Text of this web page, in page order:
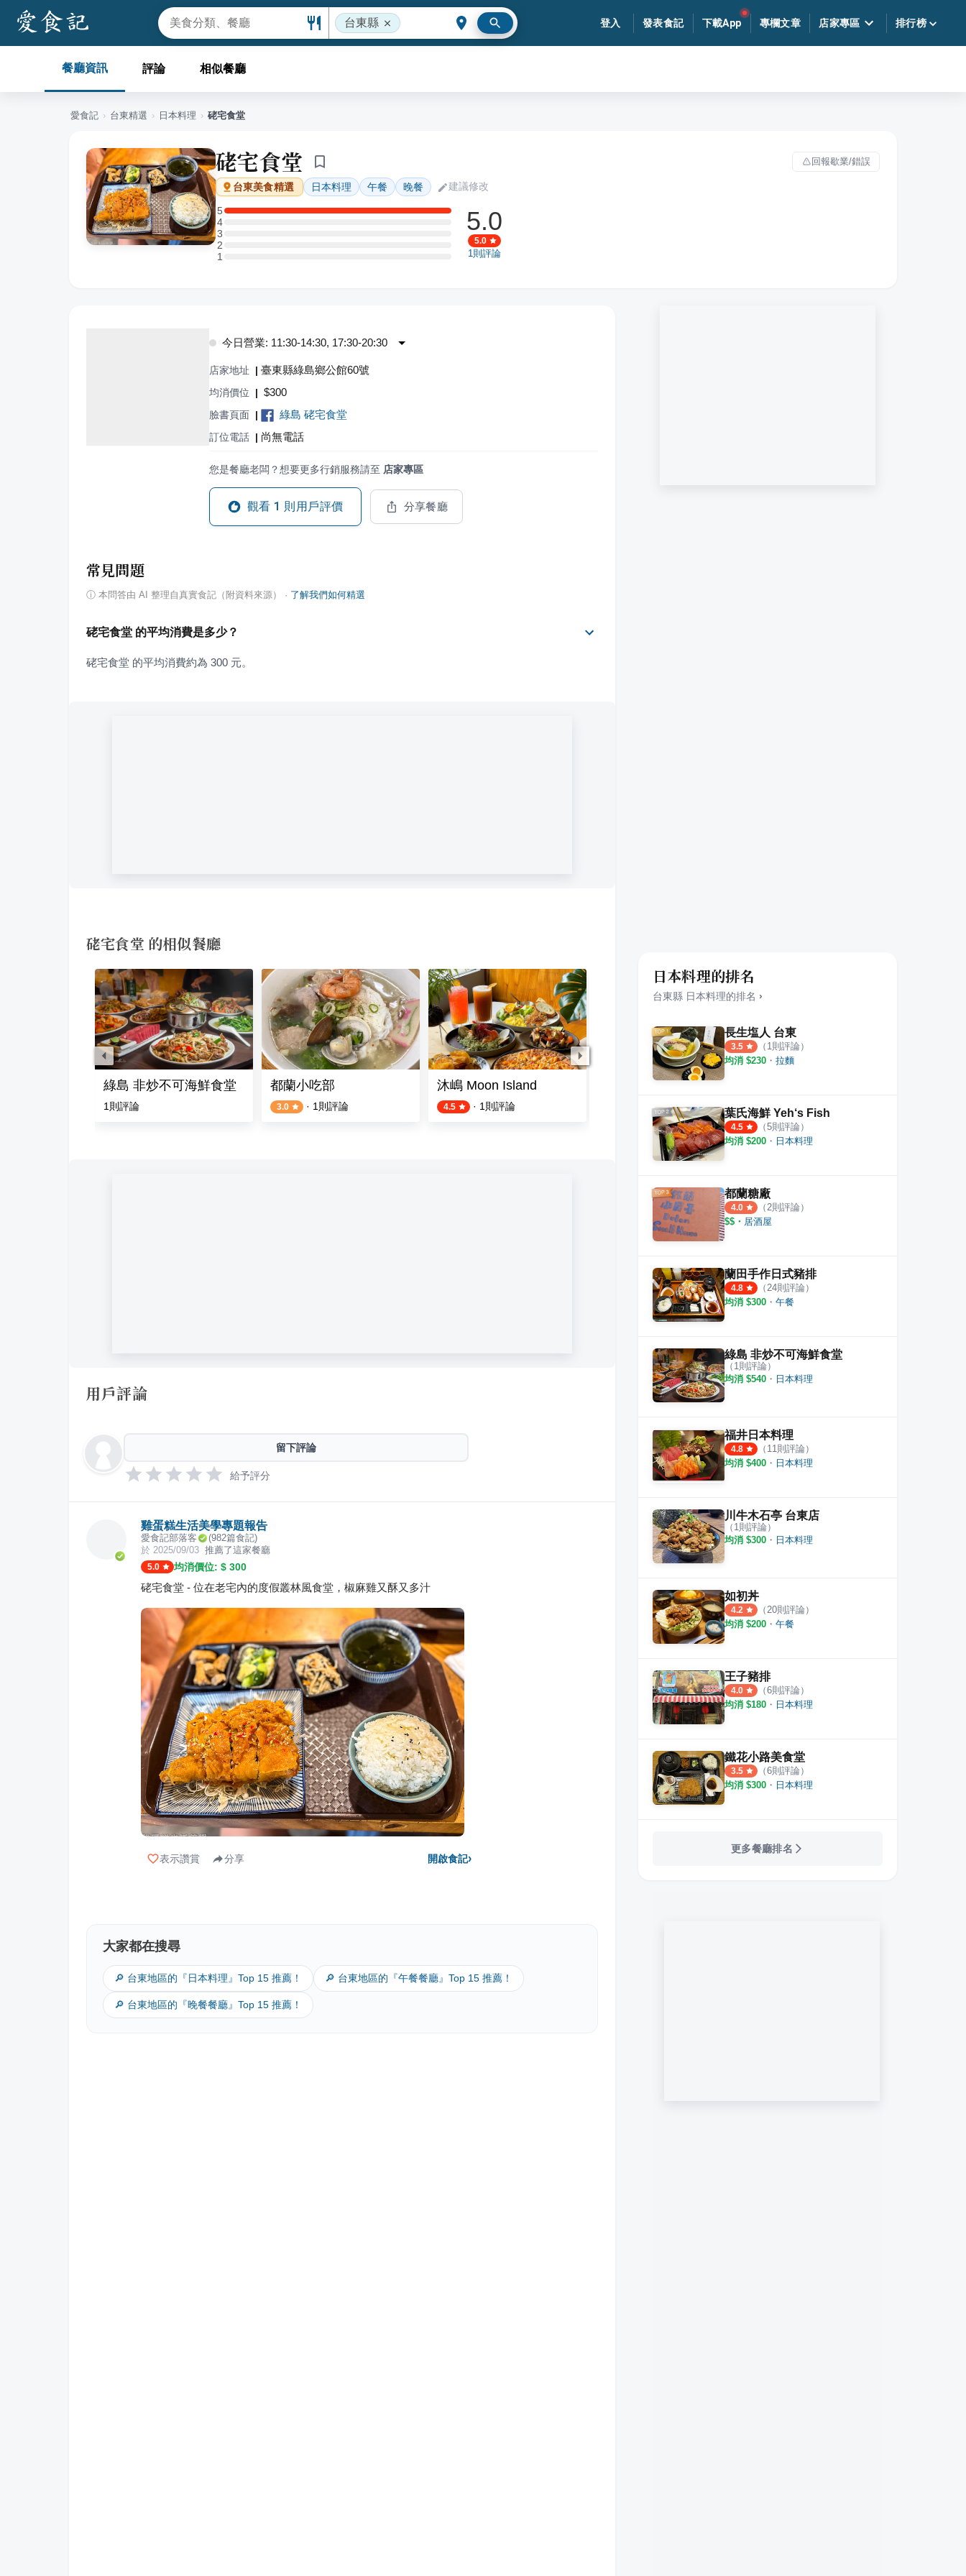
台東縣 登入 發表食記 下載App 專欄文章 店家專區 排行榜
餐廳資訊 評論 相似餐廳
愛食記 › 台東精選 › 日本料理 › 硓宅食堂
硓宅食堂 回報歇業/錯誤
台東美食精選 日本料理 午餐 晚餐 建議修改
5
5 星：1 則評論
4
4 星：0 則評論
3
3 星：0 則評論
2
2 星：0 則評論
11 星：0 則評論
5.0
5.0
1則評論
今日營業: 11:30-14:30, 17:30-20:30
店家地址 | 臺東縣綠島鄉公館60號
均消價位 | $300
臉書頁面 | 綠島 硓宅食堂
訂位電話 | 尚無電話
您是餐廳老闆？想要更多行銷服務請至 店家專區
觀看 1 則用戶評價 分享餐廳
常見問題
ⓘ 本問答由 AI 整理自真實食記（附資料來源） · 了解我們如何精選
硓宅食堂 的平均消費是多少？
硓宅食堂 的平均消費約為 300 元。
硓宅食堂 的相似餐廳
綠島 非炒不可海鮮食堂
1 則評論
都蘭小吃部
3.0 · 1 則評論
沐嶋 Moon Island
4.5 · 1 則評論 1 則評論
用戶評論
留下評論
給予評分
雞蛋糕生活美學專題報告
愛食記部落客 (982篇食記)
於 2025/09/03 推薦了這家餐廳
5.0 均消價位: $ 300
硓宅食堂 - 位在老宅內的度假叢林風食堂，椒麻雞又酥又多汁
表示讚賞 分享 開啟食記›
大家都在搜尋
🔎 台東地區的『日本料理』Top 15 推薦！ 🔎 台東地區的『午餐餐廳』Top 15 推薦！
🔎 台東地區的『晚餐餐廳』Top 15 推薦！
日本料理的排名
台東縣 日本料理的排名 ›
長生塩人 台東
3.5 （ 1 則評論）
均消 $230 ・ 拉麵
葉氏海鮮 Yeh‘s Fish
4.5 （5則評論）
均消 $200 ・ 日本料理
都蘭糖廠
4.0 （ 2則評論）
$$ ・ 居酒屋
蘭田手作日式豬排
4.8 （ 24則評論）
均消 $300 ・ 午餐
綠島 非炒不可海鮮食堂
（ 1則評論）
均消 $540 ・ 日本料理
福井日本料理
4.8 （ 11 則評論）
均消 $400 ・ 日本料理
川牛木石亭 台東店
（ 1則評論）
均消 $300 ・ 日本料理
如初丼
4.2 （ 20則評論）
均消 $200 ・ 午餐
王子豬排
4.0 （6則評論）
均消 $180 ・ 日本料理
鐵花小路美食堂
3.5 （6則評論）
均消 $300 ・ 日本料理
更多餐廳排名